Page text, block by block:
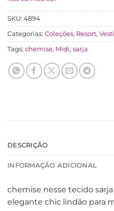
SKU: 4894
Categorias: Coleções, Resort,
Tags: chemise, Midi, sarja
DESCRIÇÃO
INFORMAÇÃO ADICIONAL
chemise nesse tecido
elegante chic lindão para